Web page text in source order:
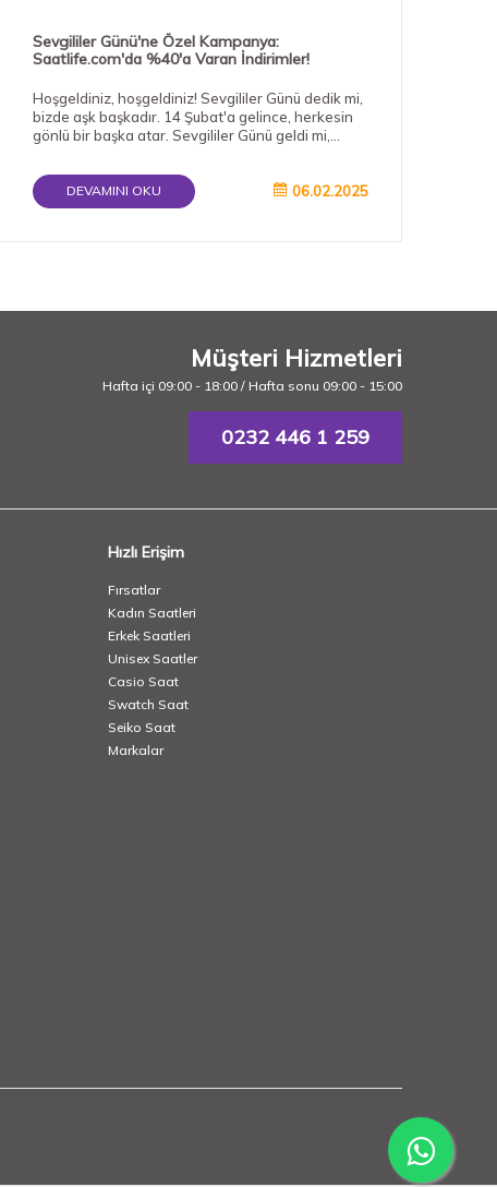
Sevgililer Günü'ne Özel Kampanya:
Saatlife.com'da %40'a Varan İndirimler!
Hoşgeldiniz, hoşgeldiniz! Sevgililer Günü dedik mi,
bizde aşk başkadır. 14 Şubat'a gelince, herkesin
gönlü bir başka atar. Sevgililer Günü geldi mi,
DEVAMINI OKU 06.02.2025
Müşteri Hizmetleri
Hafta içi 09:00 - 18:00 / Hafta sonu 09:00 - 15:00
0232 446 1 259
Hızlı Erişim
Fırsatlar
Kadın Saatleri
Erkek Saatleri
Unisex Saatler
Casio Saat
Swatch Saat
Seiko Saat
Markalar